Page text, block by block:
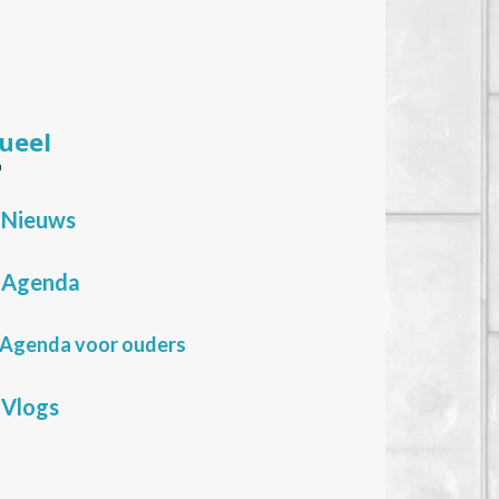
Nieuws
Agenda
Agenda voor ouders
Vlogs